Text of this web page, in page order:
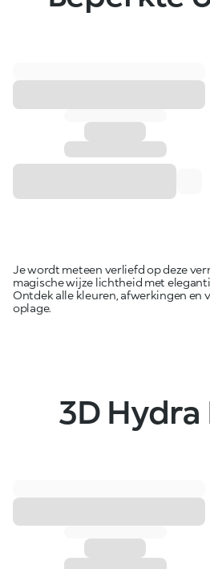
Je wordt meteen verliefd op deze
magische wijze lichtheid met
Ontdek alle kleuren, afwerkingen en
oplage.
3D Hydra